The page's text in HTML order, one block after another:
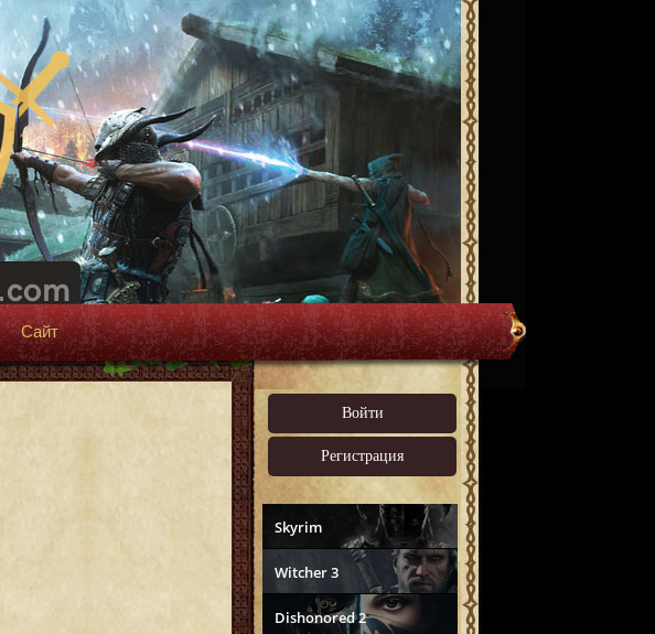
Сайт
Войти
Регистрация
Skyrim
Witcher 3
Dishonored 2